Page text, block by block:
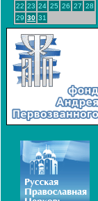
22 23 24 25 26 27 28
29 30 31